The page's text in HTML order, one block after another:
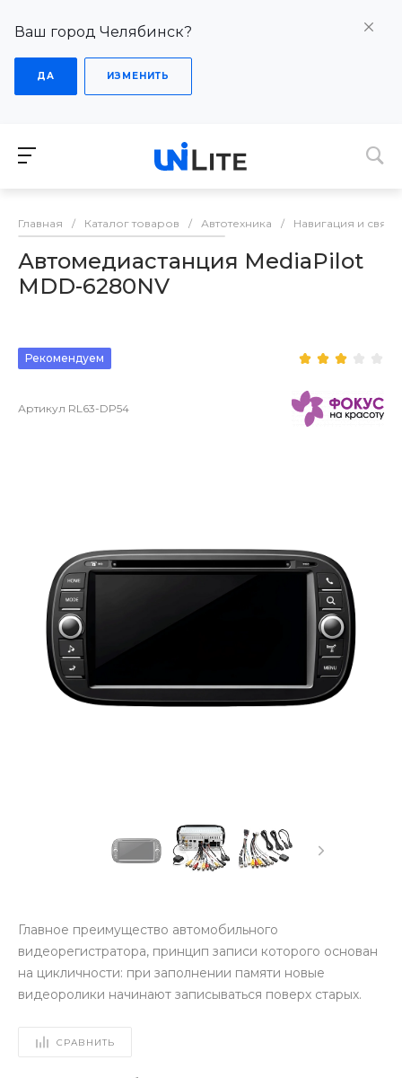
Ваш город Челябинск?
ДА ИЗМЕНИТЬ
Главная / Каталог товаров / Автотехника / Навигация и связь
Автомедиастанция MediaPilot
MDD-6280NV
Рекомендуем
Артикул RL63-DP54
Главное преимущество автомобильного
видеорегистратора, принцип записи которого основан
на цикличности: при заполнении памяти новые
видеоролики начинают записываться поверх старых.
СРАВНИТЬ